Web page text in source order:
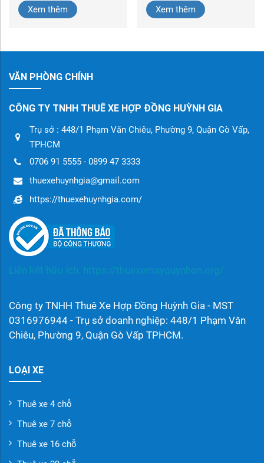
Xem thêm Xem thêm
VĂN PHÒNG CHÍNH
CÔNG TY TNHH THUÊ XE HỢP ĐỒNG HUỲNH GIA
Trụ sở : 448/1 Phạm Văn Chiêu, Phường 9, Quận Gò Vấp,
TPHCM
0706 91 5555 - 0899 47 3333
thuexehuynhgia@gmail.com
https://thuexehuynhgia.com/
Liên kết hữu ích: https://thuexemayquynhon.org/
Công ty TNHH Thuê Xe Hợp Đồng Huỳnh Gia - MST
0316976944 - Trụ sở doanh nghiệp: 448/1 Phạm Văn
Chiêu, Phường 9, Quận Gò Vấp TPHCM.
LOẠI XE
Thuê xe 4 chỗ
Thuê xe 7 chỗ
Thuê xe 16 chỗ